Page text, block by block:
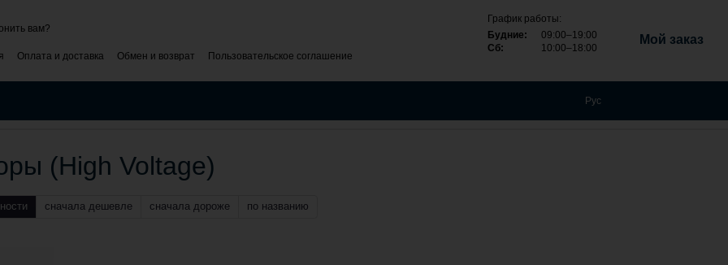
вам?
Оплата и доставка Обмен и возврат
Пользовательское соглашение
График работы:
Будние:
09:00–19:00
Сб:
10:00–18:00
Мой заказ
Рус
(High Voltage)
сначала дешевле сначала дороже по названию